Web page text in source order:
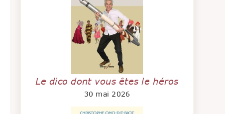
Le dico dont vous êtes le héros
30 mai 2026